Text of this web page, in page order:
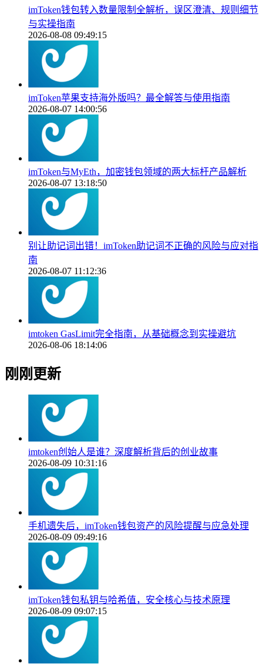
imToken钱包转入数量限制全解析，误区澄清、规则细节
与实操指南
2026-08-08 09:49:15
imToken苹果支持海外版吗？最全解答与使用指南
2026-08-07 14:00:56
imToken与MyEth，加密钱包领域的两大标杆产品解析
2026-08-07 13:18:50
别让助记词出错！imToken助记词不正确的风险与应对指
南
2026-08-07 11:12:36
imtoken GasLimit完全指南，从基础概念到实操避坑
2026-08-06 18:14:06
刚刚更新
imtoken创始人是谁？深度解析背后的创业故事
2026-08-09 10:31:16
手机遗失后，imToken钱包资产的风险提醒与应急处理
2026-08-09 09:49:16
imToken钱包私钥与哈希值，安全核心与技术原理
2026-08-09 09:07:15